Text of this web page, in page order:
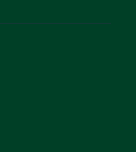
pédagogiques.